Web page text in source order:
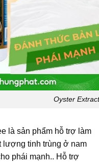
Oyster
là sản phẩm hỗ trợ làm
lượng tinh trùng ở nam
phái mạnh.. Hỗ trợ